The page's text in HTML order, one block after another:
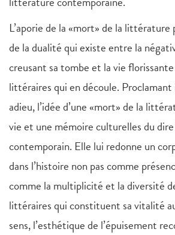
L’aporie de la «mort» de la
de la dualité qui existe entre la
creusant sa tombe et la vie
littéraires qui en découle.
adieu, l’idée d’une «mort» de la
vie et une mémoire culturelles du
contemporain. Elle lui redonne un
dans l’histoire non pas comme
comme la multiplicité et la diversité
littéraires qui constituent sa vitalité
sens, l’esthétique de l’épuisement